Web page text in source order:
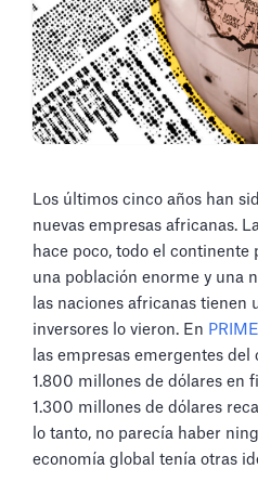
Los últimos cinco años han
nuevas empresas africanas.
hace poco, todo el continente
una población enorme y una
las naciones africanas tienen
inversores lo vieron. En
las empresas emergentes
1.800 millones de dólares en
1.300 millones de dólares
lo tanto, no parecía haber
economía global tenía otras